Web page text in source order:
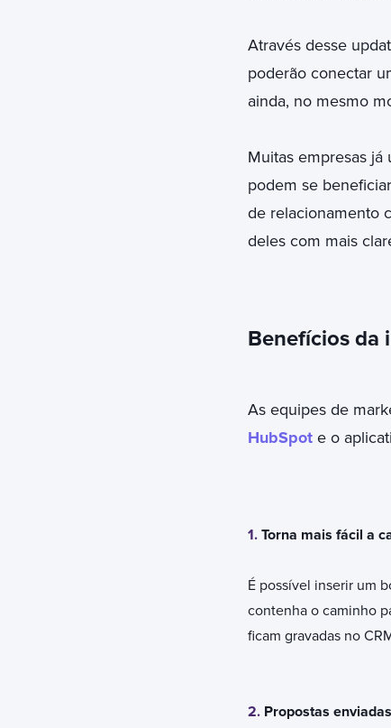
Através desse
poderão conectar
ainda, no mesmo
Muitas empresas
podem se
de relacionamento
deles com mais
Benefícios da
As equipes de
HubSpote o
1. Torna mais fácil a
É possível inserir um
contenha o caminho
ficam gravadas no
2. Propostas